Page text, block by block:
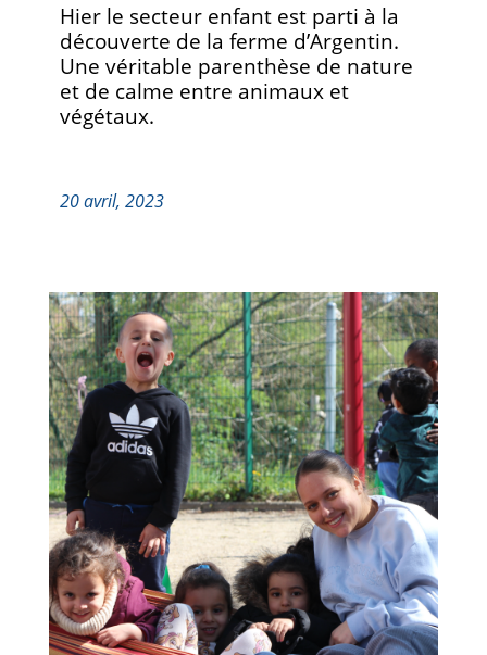
Hier le secteur enfant est parti à la
découverte de la ferme d’Argentin.
Une véritable parenthèse de nature
et de calme entre animaux et
végétaux.
20 avril, 2023